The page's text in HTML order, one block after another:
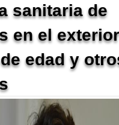
sanitaria de
en el
edad y